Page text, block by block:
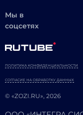
Мы в
соцсетях
© «ZOZI.RU», 2026
ПОЛИТИКА КОНФИДЕНЦИАЛЬНОСТИ
СОГЛАСИЕ НА ОБРАБОТКУ ДАННЫХ